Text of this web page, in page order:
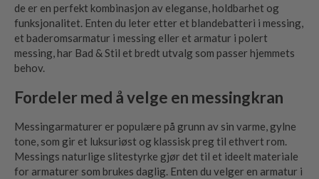
de er en perfekt kombinasjon av eleganse, holdbarhet og
funksjonalitet. Enten du leter etter et blandebatteri i messing,
et baderomsarmatur i messing eller et armatur i polert
messing, har Bad & Stil et bredt utvalg som passer hjemmets
behov.
Fordeler med å velge en messingkran
Messingarmaturer er populære på grunn av sin varme, gylne
tone, som gir et luksuriøst og klassisk preg til ethvert rom.
Messings naturlige slitestyrke gjør det til et ideelt materiale
for armaturer som brukes daglig. Enten du velger en armatur i